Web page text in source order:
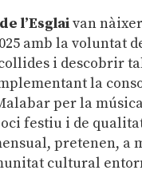
l’Esglaivan
amb la voluntat
i descobrir
la
per la
festiu i de
pretenen, a
cultural